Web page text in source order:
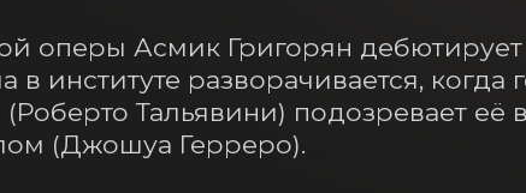
оперы Асмик Григорян дебютирует
в институте разворачивается, когда
Тальявини) подозревает
(Джошуа Герреро).